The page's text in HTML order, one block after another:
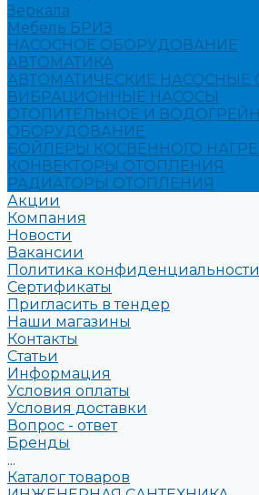
Зеркала
Мебель БРИЗ
НАСОСНОЕ ОБОРУДОВАНИЕ
АВТОМАТИКА
АВТОМАТИЧЕСКИЕ НАСОСНЫЕ
ВИБРАЦИОННЫЕ НАСОСЫ
ОТОПИТЕЛЬНОЕ И
ОБОРУДОВАНИЕ
БОЙЛЕРЫ КОСВЕННОГО
КОНВЕКТОРЫ ОТОПЛЕНИЯ
РАДИАТОРЫ ОТОПЛЕНИЯ
Акции
Компания
Новости
Вакансии
Политика конфиденциальности
Сертификаты
Пригласить в тендер
Наши магазины
Контакты
Статьи
Информация
Условия оплаты
Условия доставки
Вопрос - ответ
Бренды
...
Каталог товаров